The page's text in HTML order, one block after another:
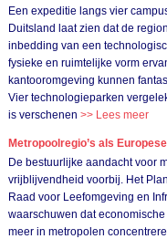
Een expeditie langs vier
Duitsland laat zien dat de
inbedding van een
fysieke en ruimtelijke vorm
kantooromgeving kunnen
Vier technologieparken
is verschenen>> Lees meer
Metropoolregio’s als
De bestuurlijke aandacht voor
vrijblijvendheid voorbij. Het
Raad voor Leefomgeving en
waarschuwen dat
meer in metropolen